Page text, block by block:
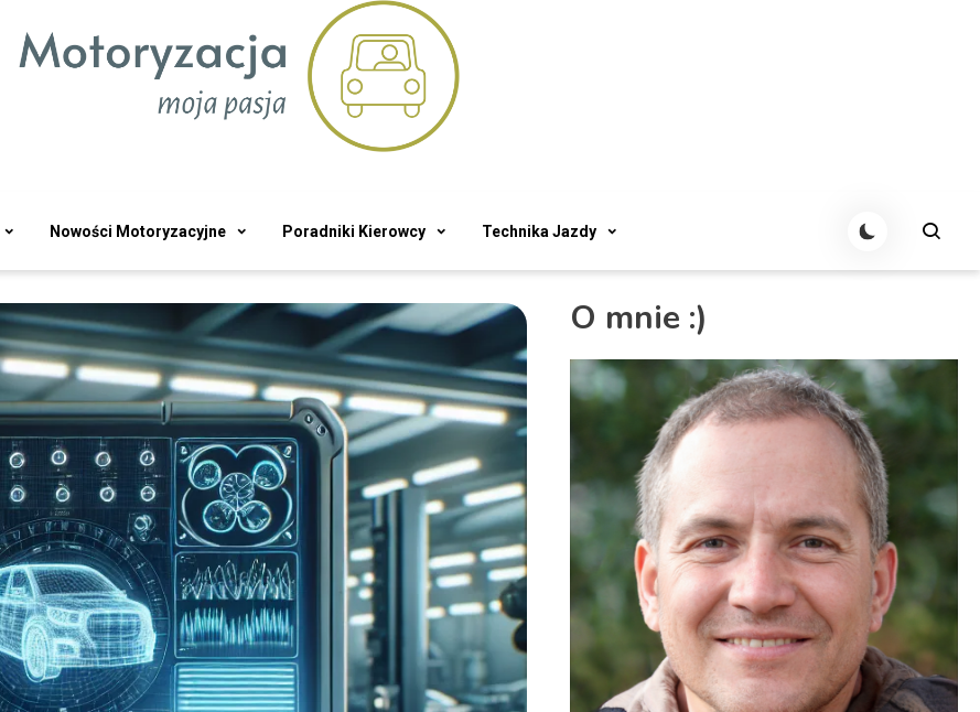
Nowości Motoryzacyjne Poradniki Kierowcy Technika Jazdy
O mnie :)